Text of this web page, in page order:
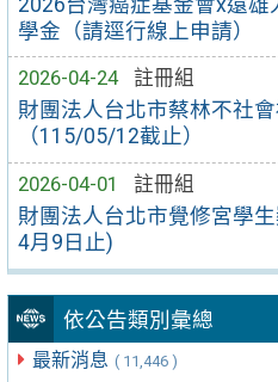
學金（請逕行線上申請）
2026-04-24
註冊組
財團法人台北市蔡林不社
（115/05/12截止）
2026-04-01
註冊組
財團法人台北市覺修宮學
4月9日止)
依公告類別彙總
最新消息 ( 11,446 )